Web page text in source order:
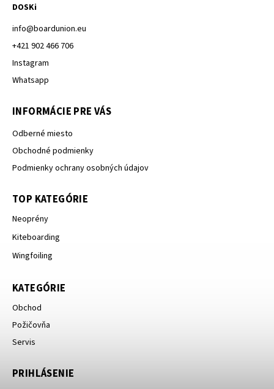
DOSKi
info@boardunion.eu
+421 902 466 706
Instagram
Whatsapp
INFORMÁCIE PRE VÁS
Odberné miesto
Obchodné podmienky
Podmienky ochrany osobných údajov
TOP KATEGÓRIE
Neoprény
Kiteboarding
Wingfoiling
KATEGÓRIE
Obchod
Požičovňa
Servis
PRIHLÁSENIE